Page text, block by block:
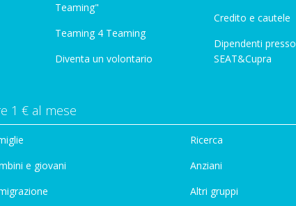
Teaming"
Teaming 4 Teaming
Diventa un volontario
Credito e cautele
Dipendenti presso
SEAT&Cupra
1 € al mese
e giovani
Ricerca
Anziani
Altri gruppi